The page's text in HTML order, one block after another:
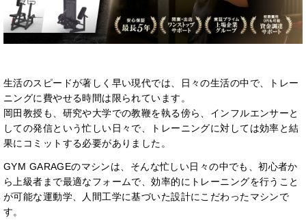
生活のスピードが著しく早い現代では、日々の生活の中で、トレー
ニングに費やせる時間は限られています。
岡田教授も、研究や大学での教鞭を執る傍ら、インフルエンサーと
しての発信という忙しい日々で、トレーニングに対しては効率と結
果にコミットする必要がありました。
GYM GARAGEのマシンは、そんな忙しい日々の中でも、初心者か
ら上級者まで最適なフォームで、効率的にトレーニングを行うこと
が可能な運動学、人間工学に基づいた設計にこだわったマシンで
す。